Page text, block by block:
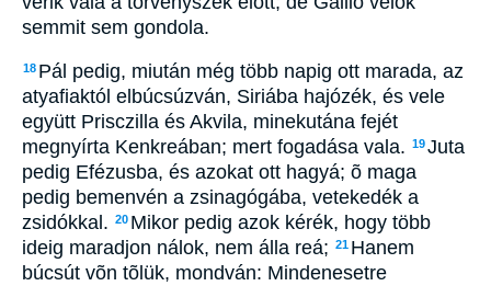
semmit sem gondola.
18 Pál pedig, miután még több napig ott marada, az
atyafiaktól elbúcsúzván, Siriába hajózék, és vele
együtt Prisczilla és Akvila, minekutána fejét
megnyírta Kenkreában; mert fogadása vala. 19Juta
pedig Efézusba, és azokat ott hagyá; õ maga
pedig bemenvén a zsinagógába, vetekedék a
zsidókkal. 20 Mikor pedig azok kérék, hogy több
ideig maradjon nálok, nem álla reá; 21 Hanem
búcsút võn tõlük, mondván: Mindenesetre